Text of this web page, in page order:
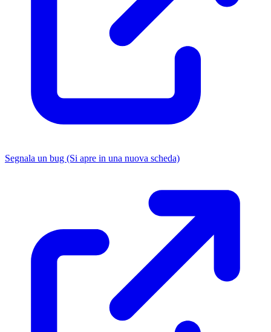
Segnala un bug (Si apre in una nuova scheda)